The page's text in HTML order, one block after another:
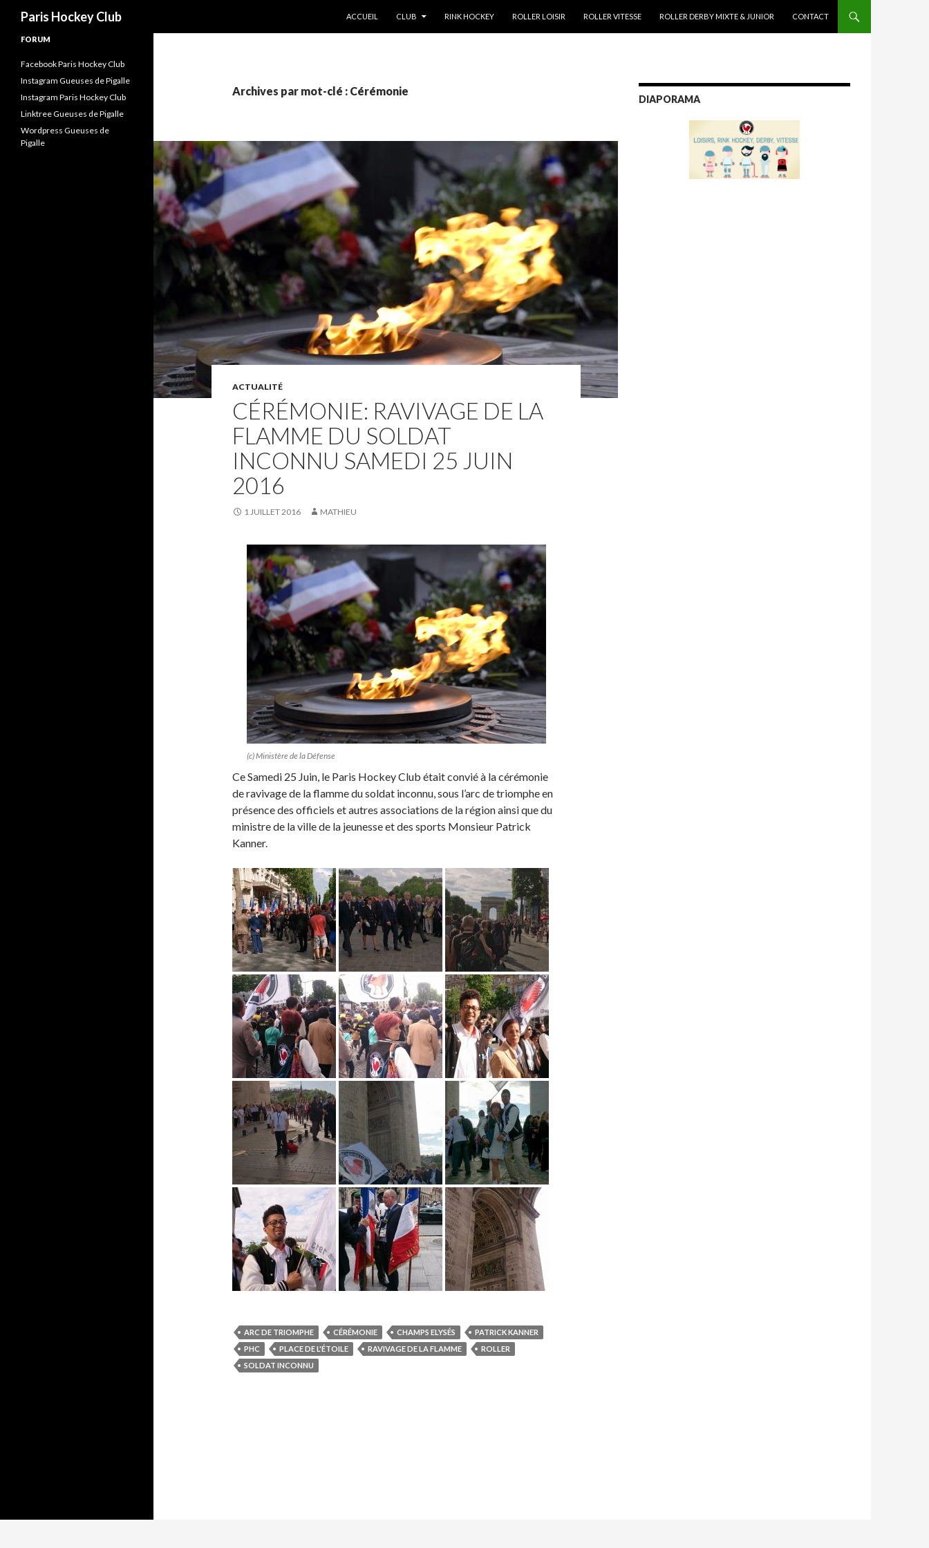
Paris Hockey Club
ACCUEIL
CLUB RINK HOCKEY ROLLER LOISIR ROLLER VITESSE ROLLER DERBY MIXTE & JUNIOR CONTACT
Archives par mot-clé : Cérémonie
ACTUALITÉ
CÉRÉMONIE: RAVIVAGE DE LA
FLAMME DU SOLDAT
INCONNU SAMEDI 25 JUIN
2016
1 JUILLET 2016 MATHIEU
(c) Ministère de la Défense
Ce Samedi 25 Juin, le Paris Hockey Club était convié à la cérémonie
de ravivage de la flamme du soldat inconnu, sous l’arc de triomphe en
présence des officiels et autres associations de la région ainsi que du
ministre de la ville de la jeunesse et des sports Monsieur Patrick
Kanner.
ARC DE TRIOMPHE CÉRÉMONIE CHAMPS ELYSÉS
PATRICK KANNER
PHC
PLACE DE L'ÉTOILE RAVIVAGE DE LA FLAMME
ROLLER
SOLDAT INCONNU
DIAPORAMA
FORUM
Facebook Paris Hockey Club
Instagram Gueuses de Pigalle
Instagram Paris Hockey Club
Linktree Gueuses de Pigalle
Wordpress Gueuses de
Pigalle